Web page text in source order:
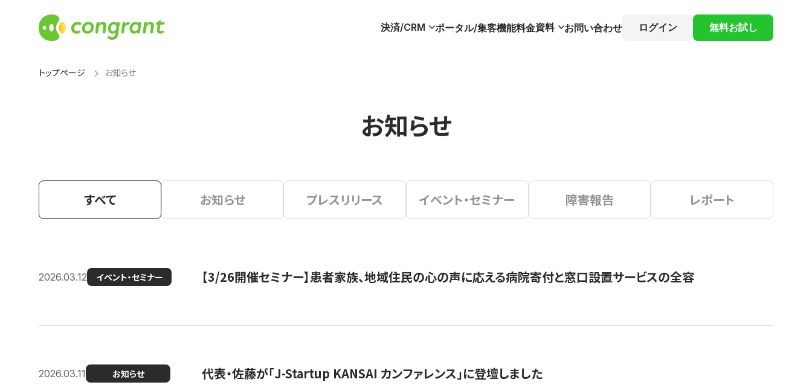
決済/CRM ポータル/集客機能料金資料 お問い合わせ ログイン 無料お試し
トップページ お知らせ
お知らせ
すべて お知らせ プレスリリース イベント・セミナー 障害報告 レポート
2026.03.12 イベント・セミナー 【3/26開催セミナー】患者家族、地域住民の心の声に応える病院寄付と窓口設置サービスの全容
2026.03.11 お知らせ 代表・佐藤が「J-Startup KANSAI カンファレンス」に登壇しました